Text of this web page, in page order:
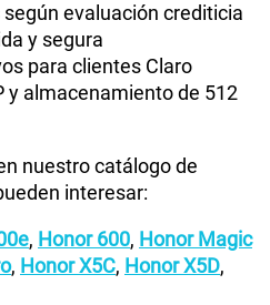
evaluación crediticia
y segura
para clientes Claro
y almacenamiento de 512
nuestro catálogo de
interesar:
, Honor 600, Honor Magic
, Honor X5C, Honor X5D,